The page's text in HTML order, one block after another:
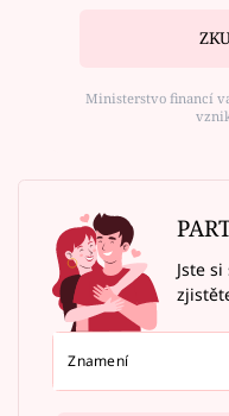
Ministerstvo financí
Jste